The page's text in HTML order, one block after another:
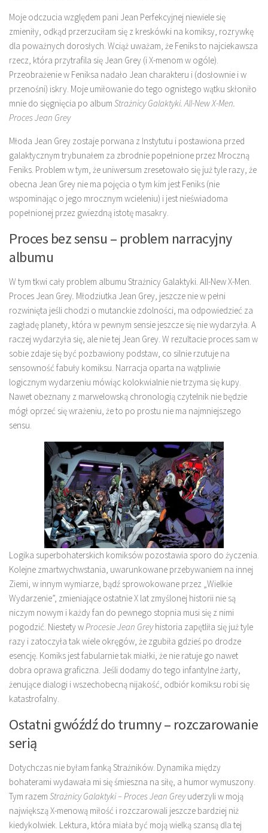
Moje odczucia względem pani Jean Perfekcyjnej niewiele się
zmieniły, odkąd przerzuciłam się z kreskówki na komiksy, rozrywkę
dla poważnych dorosłych. Wciąż uważam, że Feniks to najciekawsza
rzecz, która przytrafila się Jean Grey (i X-menom w ogóle).
Przeobrażenie w Feniksa nadało Jean charakteru i (dosłownie i w
przenośni) iskry. Moje umiłowanie do tego ognistego wątku skłoniło
mnie do sięgnięcia po album Strażnicy Galaktyki. All-New X-Men.
Proces Jean Grey
Młoda Jean Grey zostaje porwana z Instytutu i postawiona przed
galaktycznym trybunałem za zbrodnie popełnione przez Mroczną
Feniks. Problem w tym, że uniwersum zresetowało się już tyle razy, że
obecna Jean Grey nie ma pojęcia o tym kim jest Feniks (nie
wspominając o jego mrocznym wcieleniu) i jest nieświadoma
popełnionej przez gwiezdną istotę masakry.
Proces bez sensu – problem narracyjny
albumu
W tym tkwi cały problem albumu Strażnicy Galaktyki. All-New X-Men.
Proces Jean Grey. Młodziutka Jean Grey, jeszcze nie w pełni
rozwinięta jeśli chodzi o mutanckie zdolności, ma odpowiedzieć za
zagładę planety, która w pewnym sensie jeszcze się nie wydarzyła. A
raczej wydarzyła się, ale nie tej Jean Grey. W rezultacie proces sam w
sobie zdaje się być pozbawiony podstaw, co silnie rzutuje na
sensowność fabuły komiksu. Narracja oparta na wątpliwie
logicznym wydarzeniu mówiąc kolokwialnie nie trzyma się kupy.
Nawet obeznany z marwelowską chronologią czytelnik nie będzie
mógł oprzeć się wrażeniu, że to po prostu nie ma najmniejszego
sensu.
Logika superbohaterskich komiksów pozostawia sporo do życzenia.
Kolejne zmartwychwstania, uwarunkowane przebywaniem na innej
Ziemi, w innym wymiarze, bądź sprowokowane przez „Wielkie
Wydarzenie”, zmieniające ostatnie X lat zmyślonej historii nie są
niczym nowym i każdy fan do pewnego stopnia musi się z nimi
pogodzić. Niestety wProcesie Jean Greyhistoria zapętliła się już tyle
razy i zatoczyła tak wiele okręgów, że zgubiła gdzieś po drodze
esencję. Komiks jest fabularnie tak miałki, że nie ratuje go nawet
dobra oprawa graficzna. Jeśli dodamy do tego infantylne żarty,
żenujące dialogi i wszechobecną nijakość, odbiór komiksu robi się
katastrofalny.
Ostatni gwóźdź do trumny – rozczarowanie
serią
Dotychczas nie byłam fanką Strażników. Dynamika między
bohaterami wydawała mi się śmieszna na siłę, a humor wymuszony.
Tym razem Strażnicy Galaktyki – Proces Jean Greyuderzyli w moją
największą X-menową miłość i rozczarowali jeszcze bardziej niż
kiedykolwiek. Lektura, która miała być moją wielką szansą dla tej